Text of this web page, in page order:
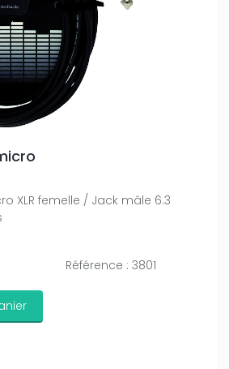
XLR femelle / Jack mâle 6.3
Référence : 3801